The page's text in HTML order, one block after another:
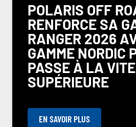
POLARIS OFF
RENFORCE SA
RANGER 2026
GAMME NORDIC
PASSE À LA
SUPÉRIEURE
EN SAVOIR PLUS